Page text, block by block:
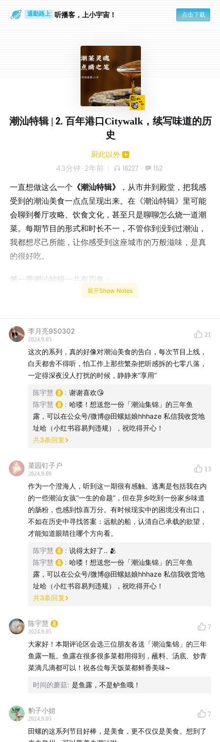
通勤路上 听播客，上小宇宙！ 点击下载
潮汕特辑 | 2. 百年港口Citywalk，续写味道的历
史
厨此以外
43分钟 · 2年前 16227 · 152
一直想做这么一个 《潮汕特辑》
，从市井到殿堂，把我感
受到的潮汕美食一点点呈现出来。在《潮汕特辑》里可能
会聊到餐厅攻略、饮食文化，甚至只是聊聊怎么烧一道潮
菜。每期节目的形式和时长不一，不管你到没到过潮汕，
我都想尽己所能，让你感受到这座城市的万般滋味，是真
的很好吃。
第一季潮汕特辑一共有四集：
3）促肉粿条：一人食，食一碗，鲜一天
4）潮汕饮食：
樟林古港，是聊起潮汕绕不开的一个地方。百年前的红头
船和古港口，决定了潮汕文化和潮汕饮食的海纳百川和兼
容并包。现在在外地吃到的潮汕饮食元素，和在潮汕饮食
中体会到的东南亚元素，也许就是从此时、从此处开始
特别感谢「潮汕集锦」
沉淀并传承了潮汕风味的品牌，起源和延续自澄海的
汤鱼露」，就是潮汕集锦的第一款产品。我们都在以各自
的方式理解和表达潮汕传统饮食文化，从小小的食物做
起，慢慢传播，逐步精进。
【时间轴】
樟林城寨：这里从一开始就是融合的
4:46 红头船：这里的食物也一直向外传播
新兴街：曾经兴旺的街道，连接潮汕和他处
展开Show Notes
李月亮950302
2024.9.05
21
这次的系列，真的好像对潮汕美食的告白，每次节目上线，
白天都舍不得听，怕工作上那些繁杂把听感拆的七零八落，
一定得深夜没人打扰的时候，静静来“享用”
陈宇慧 : 谢谢喜欢😘
陈宇慧
: 哈喽！想送您一份「潮汕集锦」的三年鱼
露，可以在公众号/微博@田螺姑娘hhhaze 私信我收货地
址哈（小红书容易判违规），祝吃得开心！
共3条回复
菜园钉子户
2024.9.09
13
作为一个澄海人，听到这一期很有感触。逃离是包括我在内
的一些潮汕女孩“一生的命题”，但在异乡吃到一份家乡味道
的肠粉，也感到惊喜万分。有时候现实中的困境没有出口，
不如在历史中寻找答案：远航的船，认清自己承载的欲望，
才能知道眼睛往哪个方向看。
陈宇慧 : 说得太好了.. 🫂
陈宇慧
: 哈喽！想送您一份「潮汕集锦」的三年鱼
露，可以在公众号/微博@田螺姑娘hhhaze 私信我收货地
址哈（小红书容易判违规），祝吃得开心！
共3条回复
陈宇慧
2024.9.05
7
大家好！本期评论区会选三位朋友各送「潮汕集锦」的三年
鱼露一瓶。鱼露在很多很多菜都用得到，蘸料、汤底、炒青
菜滴几滴都可以！祝各位每天饭菜都鲜香美味~
时间的蘑菇: 是鱼露，不是鲈鱼哦！
豹子小姐
2024.9.05
7
田螺的这系列节目好棒，是美食，更不仅仅是美食。想到了